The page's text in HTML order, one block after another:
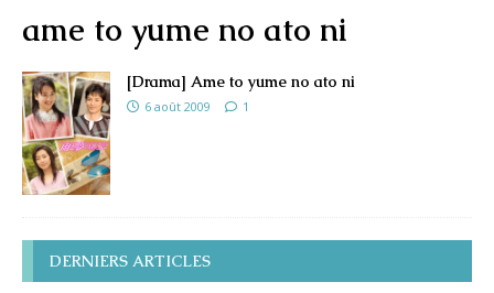
ame to yume no ato ni
[Drama] Ame to yume no ato ni
6 août 2009 1
DERNIERS ARTICLES